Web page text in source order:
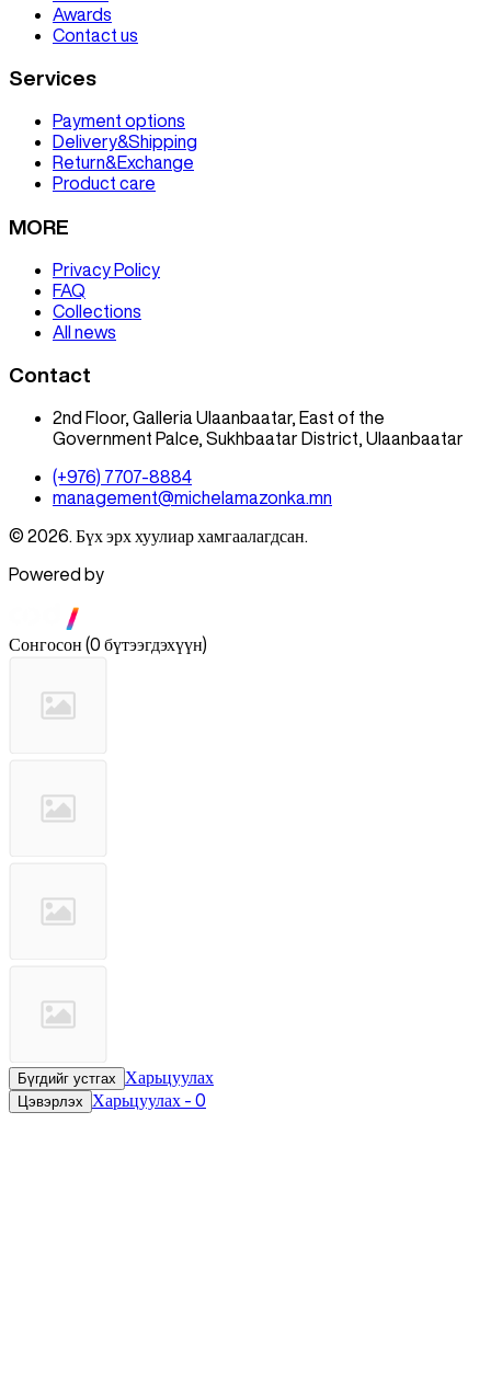
Awards
Contact us
Services
Payment options
Delivery&Shipping
Return&Exchange
Product care
MORE
Privacy Policy
FAQ
Collections
All news
Contact
2nd Floor, Galleria Ulaanbaatar, East of the
Government Palce, Sukhbaatar District, Ulaanbaatar
(+976) 7707-8884
management@michelamazonka.mn
© 2026. Бүх эрх хуулиар хамгаалагдсан.
Powered by
Сонгосон (0 бүтээгдэхүүн)
Бүгдийг устгах Харьцуулах
Цэвэрлэх Харьцуулах - 0